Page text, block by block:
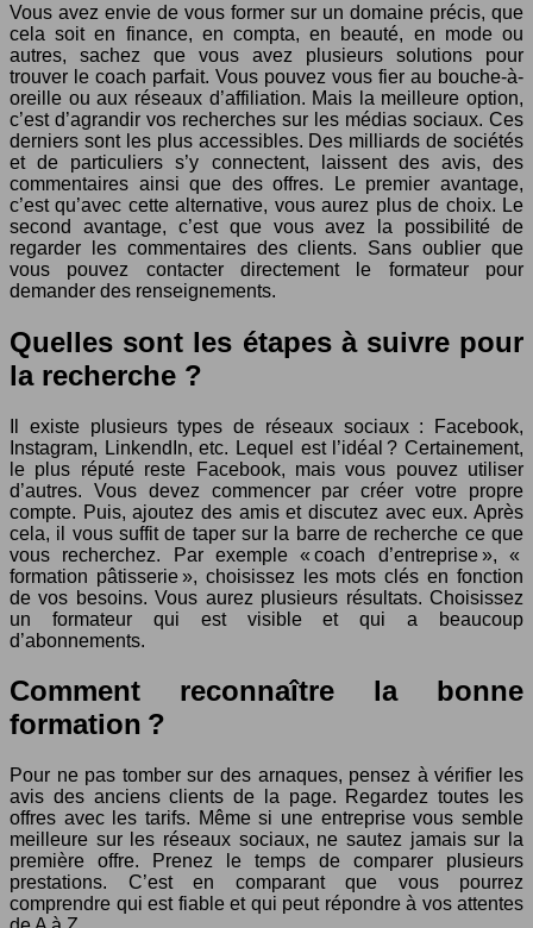
Vous avez envie de vous former sur un domaine précis, que
cela soit en finance, en compta, en beauté, en mode ou
autres, sachez que vous avez plusieurs solutions pour
trouver le coach parfait. Vous pouvez vous fier au bouche-à-
oreille ou aux réseaux d’affiliation. Mais la meilleure option,
c’est d’agrandir vos recherches sur les médias sociaux. Ces
derniers sont les plus accessibles. Des milliards de sociétés
et de particuliers s’y connectent, laissent des avis, des
commentaires ainsi que des offres. Le premier avantage,
c’est qu’avec cette alternative, vous aurez plus de choix. Le
second avantage, c’est que vous avez la possibilité de
regarder les commentaires des clients. Sans oublier que
vous pouvez contacter directement le formateur pour
demander des renseignements.
Quelles sont les étapes à suivre pour
la recherche ?
Il existe plusieurs types de réseaux sociaux : Facebook,
Instagram, LinkendIn, etc. Lequel est l’idéal ? Certainement,
le plus réputé reste Facebook, mais vous pouvez utiliser
d’autres. Vous devez commencer par créer votre propre
compte. Puis, ajoutez des amis et discutez avec eux. Après
cela, il vous suffit de taper sur la barre de recherche ce que
vous recherchez. Par exemple « coach d’entreprise », «
formation pâtisserie », choisissez les mots clés en fonction
de vos besoins. Vous aurez plusieurs résultats. Choisissez
un formateur qui est visible et qui a beaucoup
d’abonnements.
Comment reconnaître la bonne
formation ?
Pour ne pas tomber sur des arnaques, pensez à vérifier les
avis des anciens clients de la page. Regardez toutes les
offres avec les tarifs. Même si une entreprise vous semble
meilleure sur les réseaux sociaux, ne sautez jamais sur la
première offre. Prenez le temps de comparer plusieurs
prestations. C’est en comparant que vous pourrez
comprendre qui est fiable et qui peut répondre à vos attentes